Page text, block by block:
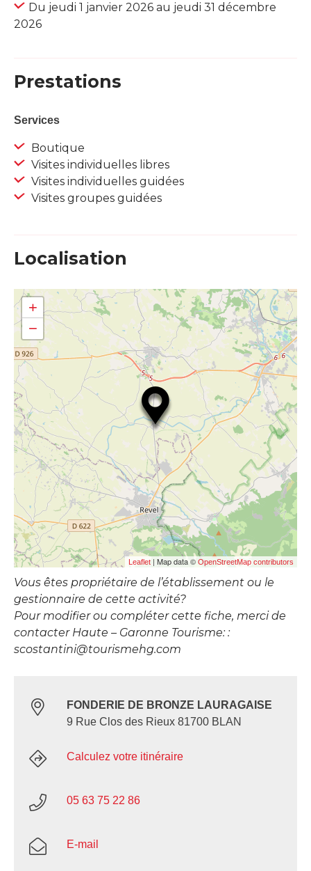
Du jeudi 1 janvier 2026 au jeudi 31 décembre
2026
Prestations
Services
Boutique
Visites individuelles libres
Visites individuelles guidées
Visites groupes guidées
Localisation
+
−
Leaflet | Map data © OpenStreetMap contributors
Vous êtes propriétaire de l’établissement ou le
gestionnaire de cette activité?
Pour modifier ou compléter cette fiche, merci de
contacter Haute – Garonne Tourisme: :
scostantini@tourismehg.com
FONDERIE DE BRONZE LAURAGAISE
9 Rue Clos des Rieux 81700 BLAN
Calculez votre itinéraire
05 63 75 22 86
E-mail